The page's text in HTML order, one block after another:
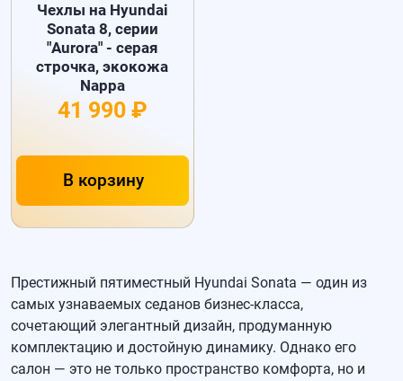
Чехлы на Hyundai
Sonata 8, серии
"Aurora" - серая
строчка, экокожа
Nappa
41 990 ₽
В корзину
Престижный пятиместный Hyundai Sonata — один из
самых узнаваемых седанов бизнес-класса,
сочетающий элегантный дизайн, продуманную
комплектацию и достойную динамику. Однако его
салон — это не только пространство комфорта, но и